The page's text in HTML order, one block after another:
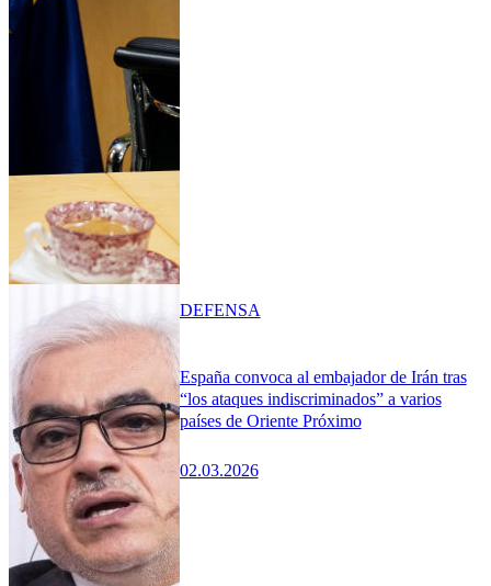
España convoca al embajador de Irán tras
“los ataques indiscriminados” a varios
países de Oriente Próximo
02.03.2026
DEFENSA